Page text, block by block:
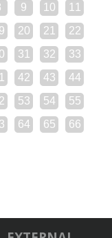
9 10
11
20 21
22
31 32
33
42 43
44
53 54
55
64 65
66